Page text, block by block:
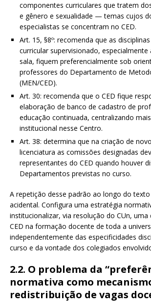
componentes curriculares que tratem dos
e gênero e sexualidade — temas cujos
especialistas se concentram no CED.
Art. 15, §8º: recomenda que as
curricular supervisionado, especialmente
sala, fiquem preferencialmente sob
professores do Departamento de
(MEN/CED).
Art. 30: recomenda que o CED fique
elaboração de banco de cadastro de
educação continuada, centralizando
institucional nesse Centro.
Art. 38: determina que na criação de
licenciatura as comissões designadas
representantes do CED quando houver
Departamentos previstas no curso.
A repetição desse padrão ao longo do
acidental. Configura uma estratégia
institucionalizar, via resolução do CUn, uma
CED na formação docente de toda a
independentemente das especificidades
curso e da vontade dos colegiados
2.2. O problema da
normativa como
redistribuição de vagas